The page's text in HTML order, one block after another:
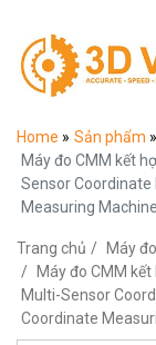
Home » Sản phẩm »
Máy đo CMM kết
Sensor
Measuring Machine
Trang chủ
Máy
Máy đo CMM
Multi-Sensor
Coordinate